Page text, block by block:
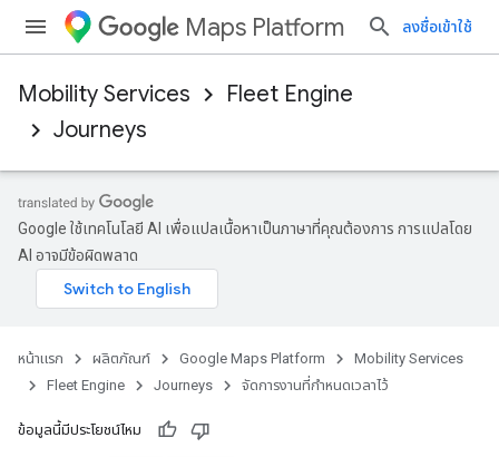
Maps Platform ลงชื่อเข้าใช้
Mobility Services
Fleet Engine
Journeys
Google ใช้เทคโนโลยี AI เพื่อแปลเนื้อหาเป็นภาษาที่คุณต้องการ การแปลโดย
AI อาจมีข้อผิดพลาด
หน้าแรก ผลิตภัณฑ์ Google Maps Platform
Mobility Services
Fleet Engine
Journeys จัดการงานที่กําหนดเวลาไว้
ข้อมูลนี้มีประโยชน์ไหม